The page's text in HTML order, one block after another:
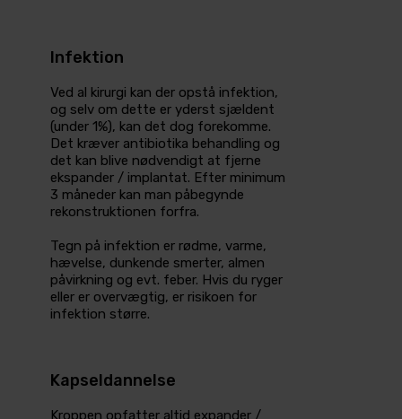
Infektion
Ved al kirurgi kan der opstå infektion,
og selv om dette er yderst sjældent
(under 1%), kan det dog fore­komme.
Det kræver antibiotika behandling og
det kan blive nødvendigt at fjerne
ekspander / implantat. Efter minimum
3 måneder kan man påbegynde
rekonstruktionen forfra.
Tegn på infektion er rødme, varme,
hævelse, dunkende smerter, almen
påvirkning og evt. feber. Hvis du ryger
eller er overvægtig, er risikoen for
infektion større.
Kapseldannelse
Kroppen opfatter altid expander /